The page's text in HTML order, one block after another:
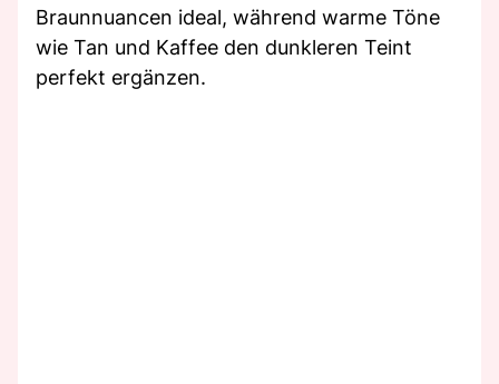
Braunnuancen ideal, während warme Töne
wie Tan und Kaffee den dunkleren Teint
perfekt ergänzen.